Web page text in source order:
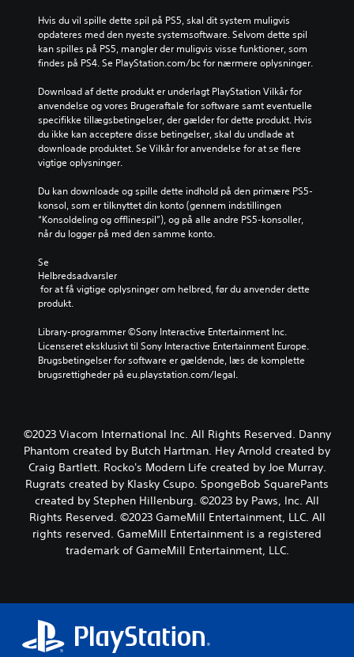
Hvis du vil spille dette spil på PS5, skal dit system muligvis
opdateres med den nyeste systemsoftware. Selvom dette spil
kan spilles på PS5, mangler der muligvis visse funktioner, som
findes på PS4. Se PlayStation.com/bc for nærmere oplysninger.
Download af dette produkt er underlagt PlayStation Vilkår for
anvendelse og vores Brugeraftale for software samt eventuelle
specifikke tillægsbetingelser, der gælder for dette produkt. Hvis
du ikke kan acceptere disse betingelser, skal du undlade at
downloade produktet. Se Vilkår for anvendelse for at se flere
vigtige oplysninger.
Du kan downloade og spille dette indhold på den primære PS5-
konsol, som er tilknyttet din konto (gennem indstillingen
“Konsoldeling og offlinespil”), og på alle andre PS5-konsoller,
når du logger på med den samme konto.
Se
Helbredsadvarsler
produkt.
Library-programmer ©Sony Interactive Entertainment Inc.
Licenseret eksklusivt til Sony Interactive Entertainment Europe.
Brugsbetingelser for software er gældende, læs de komplette
brugsrettigheder på eu.playstation.com/legal.
©2023 Viacom International Inc. All Rights Reserved. Danny
Phantom created by Butch Hartman. Hey Arnold created by
Craig Bartlett. Rocko's Modern Life created by Joe Murray.
Rugrats created by Klasky Csupo. SpongeBob SquarePants
created by Stephen Hillenburg. ©2023 by Paws, Inc. All
Rights Reserved. ©2023 GameMill Entertainment, LLC. All
rights reserved. GameMill Entertainment is a registered
trademark of GameMill Entertainment, LLC.